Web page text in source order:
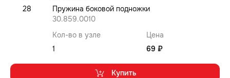
28
Пружина боковой подножки
30.859.0010
Кол-во в узле
Цена
1
69 ₽
Купить